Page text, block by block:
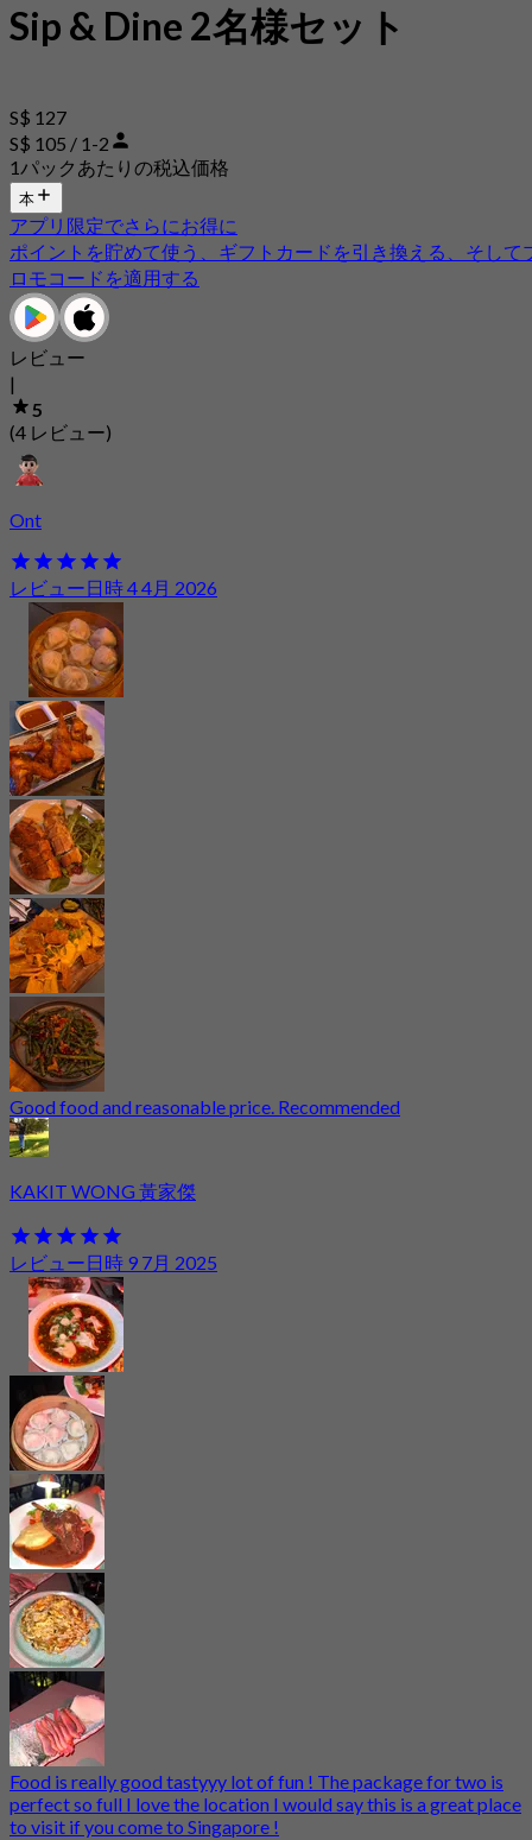
Sip & Dine 2名様セット
S$ 127
S$ 105 / 1-2
1パックあたりの税込価格
本
アプリ限定でさらにお得に
ポイントを貯めて使う、ギフトカードを引き換える、そして
ロモコードを適用する
レビュー
|
5
(4 レビュー)
Ont
レビュー日時 4 4月 2026
Good food and reasonable price. Recommended
KAKIT WONG 黃家傑
レビュー日時 9 7月 2025
Food is really good tastyyy lot of fun ! The package for two is
perfect so full I love the location I would say this is a great place
to visit if you come to Singapore !